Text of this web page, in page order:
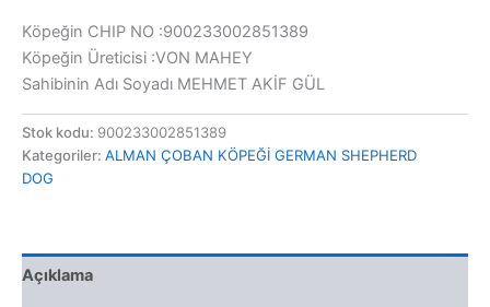
Köpeğin CHIP NO :900233002851389
Köpeğin Üreticisi :VON MAHEY
Sahibinin Adı Soyadı MEHMET AKİF GÜL
Stok kodu: 900233002851389
Kategoriler: ALMAN ÇOBAN KÖPEĞİ GERMAN SHEPHERD
DOG
Açıklama